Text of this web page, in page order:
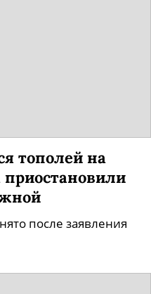
тополей на
приостановили
после заявления